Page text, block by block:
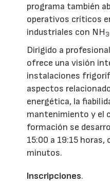
programa también
operativos críticos
industriales con NH3
Dirigido a
ofrece una visión
instalaciones
aspectos
energética, la
mantenimiento y el
formación se
15:00 a 19:15 horas,
minutos.
Inscripciones.